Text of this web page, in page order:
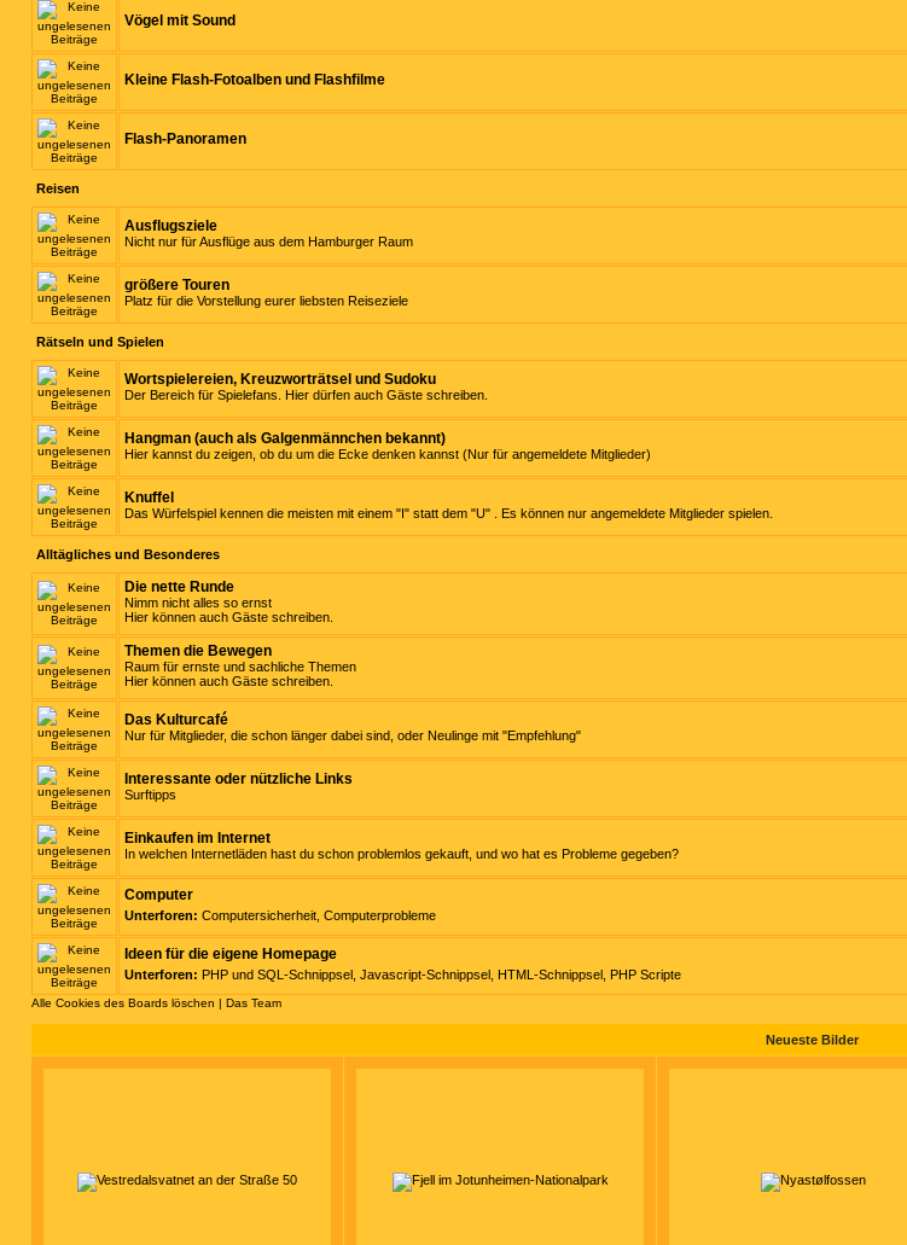
Vögel mit Sound
Kleine Flash-Fotoalben und Flashfilme
Flash-Panoramen
Reisen
Ausflugsziele
Nicht nur für Ausflüge aus dem Hamburger Raum
größere Touren
Platz für die Vorstellung eurer liebsten Reiseziele
Rätseln und Spielen
Wortspielereien, Kreuzworträtsel und Sudoku
Der Bereich für Spielefans. Hier dürfen auch Gäste schreiben.
Hangman (auch als Galgenmännchen bekannt)
Hier kannst du zeigen, ob du um die Ecke denken kannst (Nur für angemeldete Mitglieder)
Knuffel
Das Würfelspiel kennen die meisten mit einem "I" statt dem "U" . Es können nur angemeldete Mitglieder spielen.
Alltägliches und Besonderes
Die nette Runde
Nimm nicht alles so ernst
Hier können auch Gäste schreiben.
Themen die Bewegen
Raum für ernste und sachliche Themen
Hier können auch Gäste schreiben.
Das Kulturcafé
Nur für Mitglieder, die schon länger dabei sind, oder Neulinge mit "Empfehlung"
Interessante oder nützliche Links
Surftipps
Einkaufen im Internet
In welchen Internetläden hast du schon problemlos gekauft, und wo hat es Probleme gegeben?
Computer
Unterforen: Computersicherheit Computerprobleme
Ideen für die eigene Homepage
Unterforen: PHP und SQL-Schnippsel Javascript-Schnippsel HTML-Schnippsel PHP Scripte
Alle Cookies des Boards löschen | Das Team
Neueste Bilder